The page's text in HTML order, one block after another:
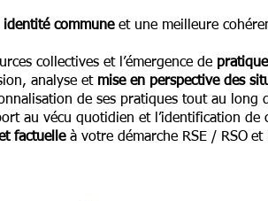
identité communeet une meilleure
collectives et l’émergence de
analyse et mise en perspective des
de ses pratiques tout au long
au vécu quotidien et l’identification de
factuelle à votre démarche RSE / RSO et